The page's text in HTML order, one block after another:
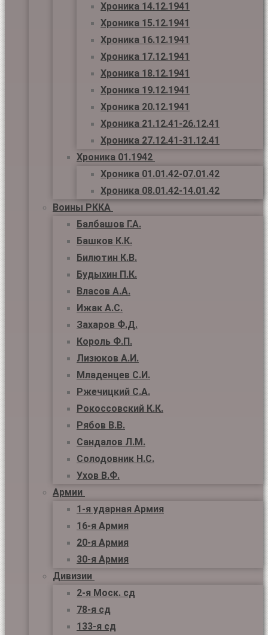
Хроника 14.12.1941
Хроника 15.12.1941
Хроника 16.12.1941
Хроника 17.12.1941
Хроника 18.12.1941
Хроника 19.12.1941
Хроника 20.12.1941
Хроника 21.12.41-26.12.41
Хроника 27.12.41-31.12.41
Хроника 01.1942
Хроника 01.01.42-07.01.42
Хроника 08.01.42-14.01.42
Воины РККА
Балбашов Г.А.
Башков К.К.
Билютин К.В.
Будыхин П.К.
Власов А.А.
Ижак А.С.
Захаров Ф.Д.
Король Ф.П.
Лизюков А.И.
Младенцев С.И.
Ржечицкий С.А.
Рокоссовский К.К.
Рябов В.В.
Сандалов Л.М.
Солодовник Н.С.
Ухов В.Ф.
Армии
1-я ударная Армия
16-я Армия
20-я Армия
30-я Армия
Дивизии
2-я Моск. сд
78-я сд
133-я сд